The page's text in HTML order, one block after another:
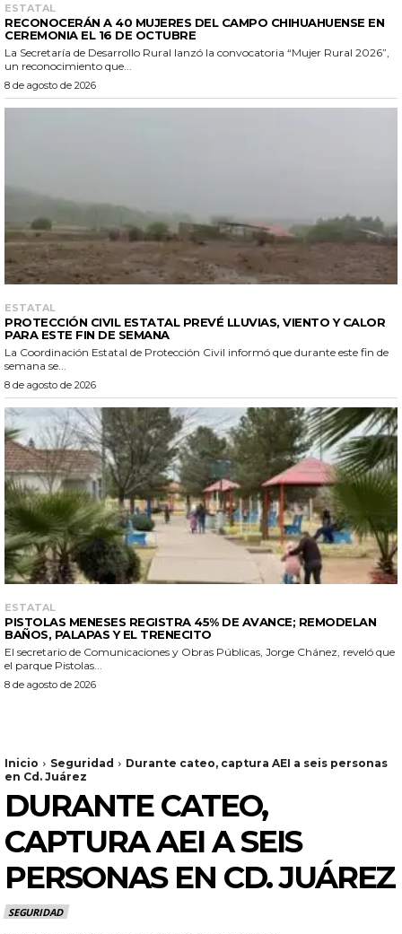
ESTATAL
RECONOCERÁN A 40 MUJERES DEL CAMPO CHIHUAHUENSE EN
CEREMONIA EL 16 DE OCTUBRE
La Secretaría de Desarrollo Rural lanzó la convocatoria “Mujer Rural 2026”,
un reconocimiento que...
8 de agosto de 2026
ESTATAL
PROTECCIÓN CIVIL ESTATAL PREVÉ LLUVIAS, VIENTO Y CALOR
PARA ESTE FIN DE SEMANA
La Coordinación Estatal de Protección Civil informó que durante este fin de
semana se...
8 de agosto de 2026
ESTATAL
PISTOLAS MENESES REGISTRA 45% DE AVANCE; REMODELAN
BAÑOS, PALAPAS Y EL TRENECITO
El secretario de Comunicaciones y Obras Públicas, Jorge Chánez, reveló que
el parque Pistolas...
8 de agosto de 2026